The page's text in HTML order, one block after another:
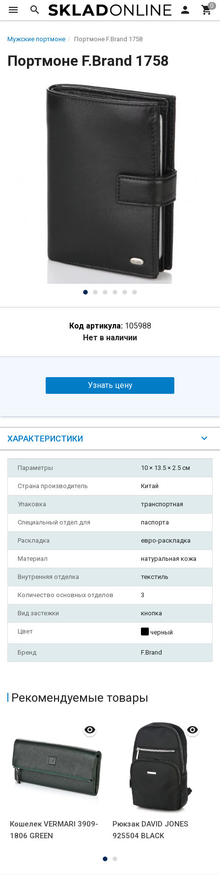
Мужские портмоне Портмоне F.Brand 1758
Портмоне F.Brand 1758
Код артикула: 105988
Нет в наличии
Узнать цену
ХАРАКТЕРИСТИКИ
Параметры 10 × 13.5 × 2.5 см
Страна производитель Китай
Упаковка транспортная
Специальный отдел для паспорта
Раскладка евро-раскладка
Материал натуральная кожа
Внутренняя отделка текстиль
Количество основных отделов 3
Вид застежки кнопка
Цвет черный
Бренд F.Brand
Рекомендуемые товары
Кошелек VERMARI 3909-
1806 GREEN
Рюкзак DAVID JONES
925504 BLACK